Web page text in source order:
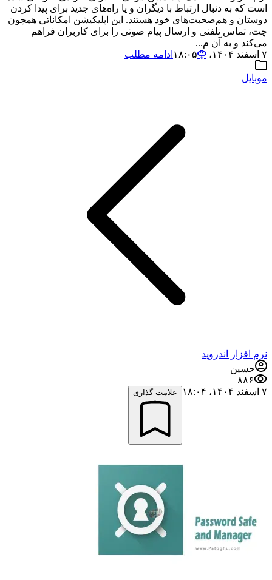
است که به دنبال ارتباط با دیگران و یا راه‌های جدید برای پیدا کردن
دوستان و هم‌صحبت‌های خود هستند. این اپلیکیشن امکاناتی همچون
چت، تماس تلفنی و ارسال پیام صوتی را برای کاربران فراهم
می‌کند و به آن م...
۷ اسفند ۱۴۰۴،‏ ۱۸:۰۵
ادامه مطلب
موبایل
نرم افزار اندروید
حسین
۸۸۶
۷ اسفند ۱۴۰۴،‏ ۱۸:۰۴
علامت گذاری